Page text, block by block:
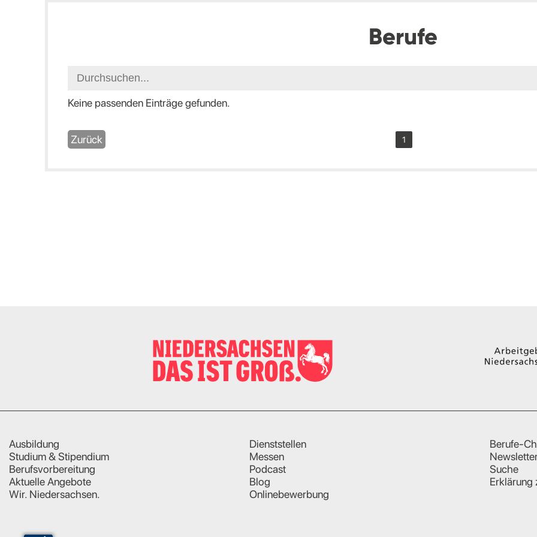
Berufe
Keine passenden Einträge gefunden.
Zurück 1
Ausbildung
Studium & Stipendium
Berufsvorbereitung
Aktuelle Angebote
Wir. Niedersachsen.
Dienststellen
Messen
Podcast
Blog
Onlinebewerbung
Berufe-
Suche
Erklärung